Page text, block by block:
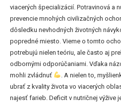
viacerých špecializácií. Potravinová a
prevencie mnohých civilizačných
dôsledku nevhodných životných
popredné miesto. Vieme o tomto
potrebujú nielen teóriu, ale často aj
odbornými odporúčaniami. Vďaka
mohli zvládnuť
. A nielen to,
ubrať z kvality života vo viacerých
najesť farieb. Deficit v nutričnej výžive